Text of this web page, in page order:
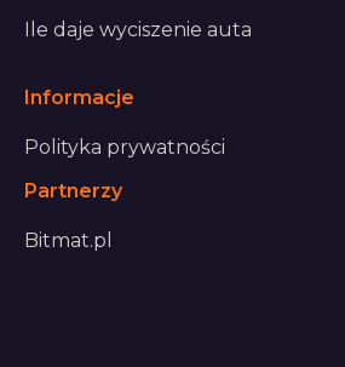
Ile daje wyciszenie auta
Informacje
Polityka prywatności
Partnerzy
Bitmat.pl